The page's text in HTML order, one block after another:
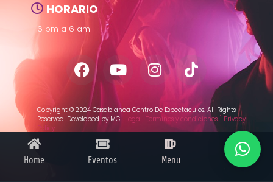
Home Eventos Menu User
HORARIO
6 pm a 6 am
Copyright © 2024 Casablanca Centro De Espectaculos. All Rights
Reserved. Developed by MG. LegalTerminos y condiciones ]
Privacy
Policy